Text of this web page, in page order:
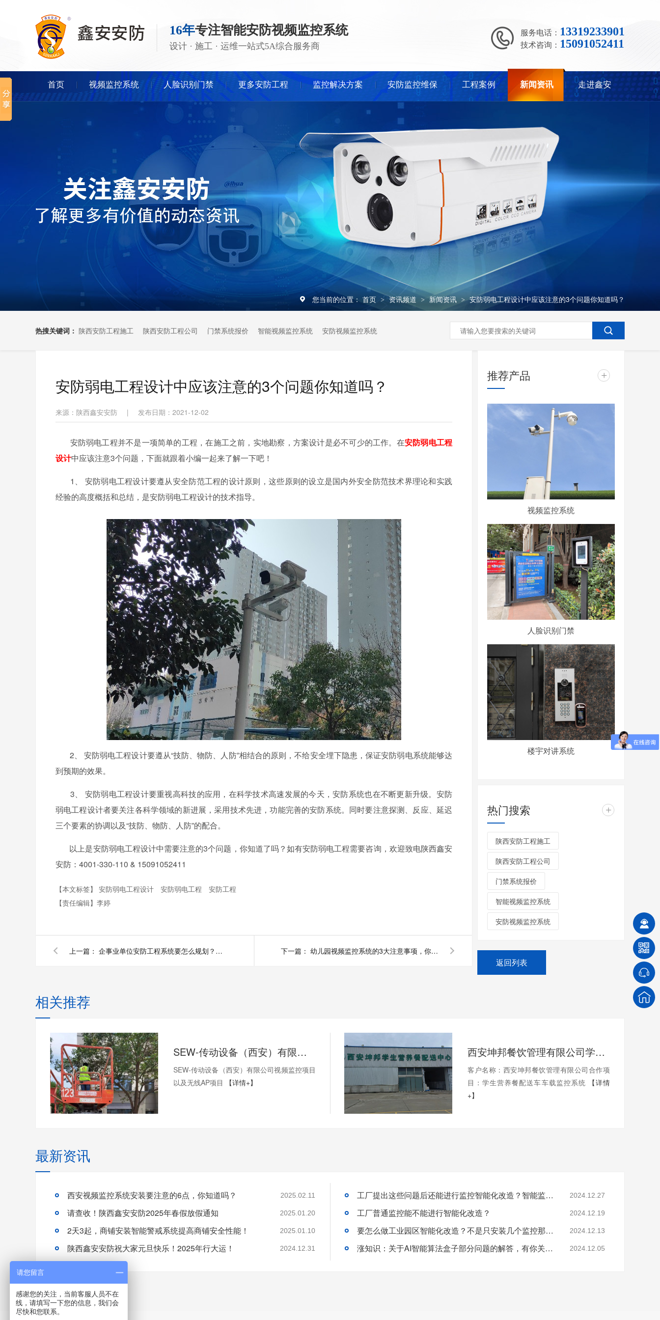
16年专注智能安防视频监控系统
设计 · 施工 · 运维一站式5A综合服务商
服务电话： 13319233901
技术咨询： 15091052411
首页 视频监控系统 人脸识别门禁 更多安防工程 监控解决方案 安防监控维保 工程案例 新闻资讯 走进鑫安
您当前的位置： 首页 > 资讯频道 > 新闻资讯 > 安防弱电工程设计中应该注意的3个问题你知道吗？
热搜关键词： 陕西安防工程施工 陕西安防工程公司 门禁系统报价 智能视频监控系统 安防视频监控系统
安防弱电工程设计中应该注意的3个问题你知道吗？
来源：陕西鑫安安防 | 发布日期：2021-12-02
安防弱电工程并不是一项简单的工程，在施工之前，实地勘察，方案设计是必不可少的工作。在安防弱电工程
设计中应该注意3个问题，下面就跟着小编一起来了解一下吧！
1、 安防弱电工程设计要遵从安全防范工程的设计原则，这些原则的设立是国内外安全防范技术界理论和实践
经验的高度概括和总结，是安防弱电工程设计的技术指导。
2、 安防弱电工程设计要遵从“技防、物防、人防”相结合的原则，不给安全埋下隐患，保证安防弱电系统能够达
到预期的效果。
3、 安防弱电工程设计要重视高科技的应用，在科学技术高速发展的今天，安防系统也在不断更新升级。安防
弱电工程设计者要关注各科学领域的新进展，采用技术先进，功能完善的安防系统。同时要注意探测、反应、延迟
三个要素的协调以及“技防、物防、人防”的配合。
以上是安防弱电工程设计中需要注意的3个问题，你知道了吗？如有安防弱电工程需要咨询，欢迎致电陕西鑫安
安防：4001-330-110 & 15091052411
【本文标签】 安防弱电工程设计 安防弱电工程
安防工程
【责任编辑】 李婷
上一篇： 企事业单位安防工程系统要怎么规划？根据实际情况区别对待 下一篇： 幼儿园视频监控系统的3大注意事项，你知道吗？
推荐产品 +
视频监控系统
人脸识别门禁
楼宇对讲系统
热门搜索 +
陕西安防工程施工
陕西安防工程公司
门禁系统报价
智能视频监控系统
安防视频监控系统
返回列表
相关推荐
SEW-传动设备（西安）有限公司视频监控项目以及无线AP项目
SEW-传动设备（西安）有限公司视频监控项目
以及无线AP项目
【详情+】
西安坤邦餐饮管理有限公司学生营养餐配送车车载监控系统服务获客户认可
客户名称：西安坤邦餐饮管理有限公司合作项
目：学生营养餐配送车车载监控系统
【详情
+】
最新资讯
西安视频监控系统安装要注意的6点，你知道吗？ 2025.02.11
请查收！陕西鑫安安防2025年春假放假通知 2025.01.20
2天3起，商铺安装智能警戒系统提高商铺安全性能！ 2025.01.10
陕西鑫安安防祝大家元旦快乐！2025年行大运！ 2024.12.31
工厂提出这些问题后还能进行监控智能化改造？智能监控的这些算法太实用了！ 2024.12.27
工厂普通监控能不能进行智能化改造？ 2024.12.19
要怎么做工业园区智能化改造？不是只安装几个监控那些简单！ 2024.12.13
涨知识：关于AI智能算法盒子部分问题的解答，有你关心的吗？ 2024.12.05
请您留言
感谢您的关注，当前客服人员不在
线，请填写一下您的信息，我们会
尽快和您联系。